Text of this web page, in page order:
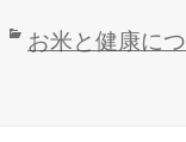
カ
お米と健康に